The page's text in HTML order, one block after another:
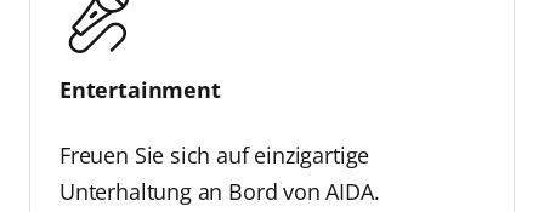
Entertainment
Freuen Sie sich auf einzigartige
Unterhaltung an Bord von AIDA.